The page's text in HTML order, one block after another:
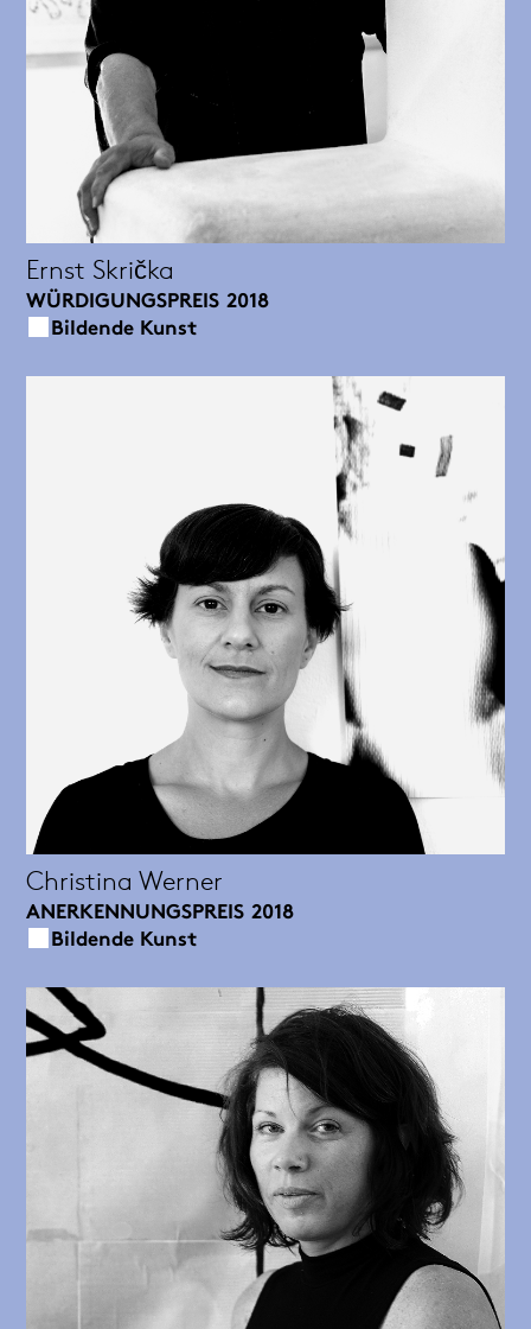
Ernst Skrička
WÜRDIGUNGSPREIS 2018
Bildende Kunst
Christina Werner
ANERKENNUNGSPREIS 2018
Bildende Kunst